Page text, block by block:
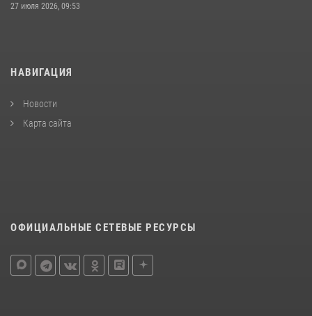
27 июля 2026, 09:53
НАВИГАЦИЯ
Новости
Карта сайта
ОФИЦИАЛЬНЫЕ СЕТЕВЫЕ РЕСУРСЫ